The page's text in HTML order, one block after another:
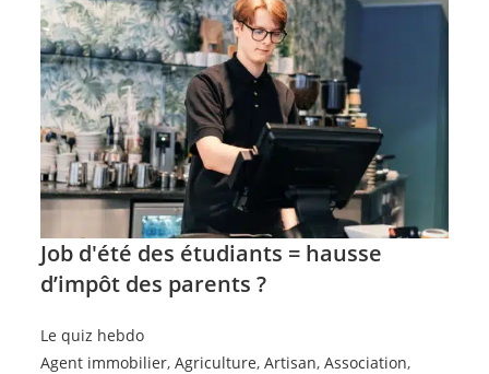
Job d'été des étudiants = hausse
d’impôt des parents ?
Le quiz hebdo
Agent immobilier,Agriculture,Artisan,Association,